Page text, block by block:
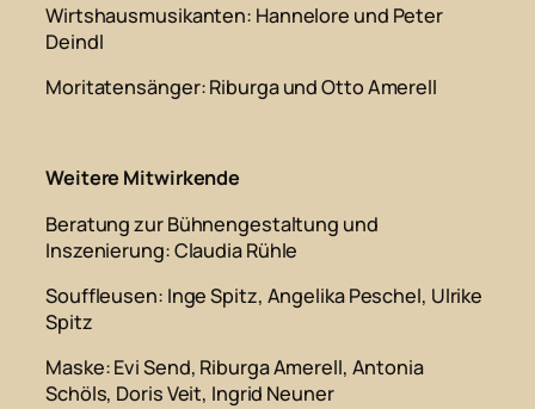
Wirtshausmusikanten: Hannelore und Peter
Deindl
Moritatensänger: Riburga und Otto Amerell
Weitere Mitwirkende
Beratung zur Bühnengestaltung und
Inszenierung: Claudia Rühle
Souffleusen: Inge Spitz, Angelika Peschel, Ulrike
Spitz
Maske: Evi Send, Riburga Amerell, Antonia
Schöls, Doris Veit, Ingrid Neuner